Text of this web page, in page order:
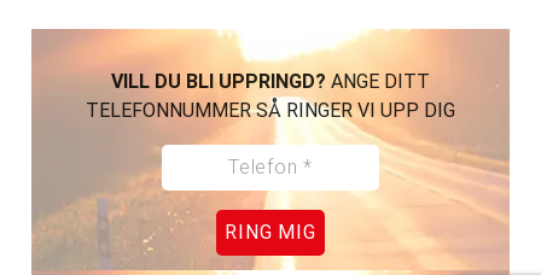
VILL DU BLI UPPRINGD? ANGE DITT
TELEFONNUMMER SÅ RINGER VI UPP DIG
RING MIG